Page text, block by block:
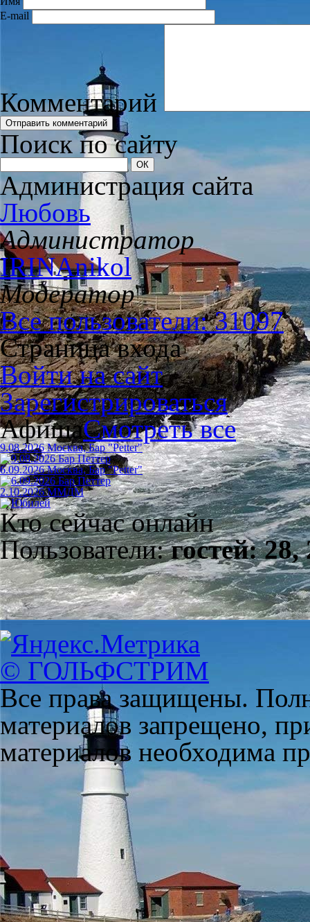
E-mail
Комментарий
Поиск по сайту
Администрация сайта
Любовь
Администратор
IRINAnikol
Модератор
Все пользователи: 31097
Страница входа
Войти на сайт
Зарегистрироваться
АфишаСмотреть все
9.08.2026 Москва, Бар "Petter"
6.09.2026 Москва, Бар "Petter"
2.10.2026 ММДМ
Кто сейчас онлайн
Пользователи:гостей: 28,
© ГОЛЬФСТРИМ
Все права защищены.
материалов запрещено,
материалов необходима